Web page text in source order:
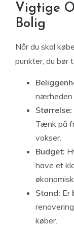
Vigtige
Bolig
Når du skal
punkter, du bør
nærheden
Størrelse:
Tænk på
vokser.
Budget:
have et
Stand: Er
køber.